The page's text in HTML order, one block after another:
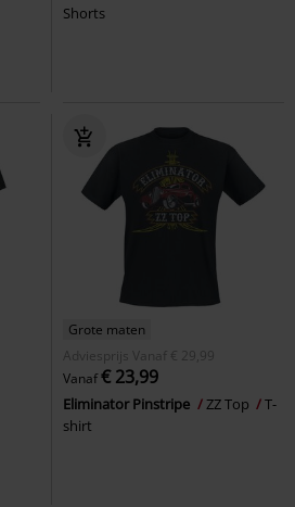
Shorts
Grote maten
Adviesprijs
Vanaf € 29,99
Vanaf€ 23,99
Eliminator Pinstripe ZZ Top
T-
shirt